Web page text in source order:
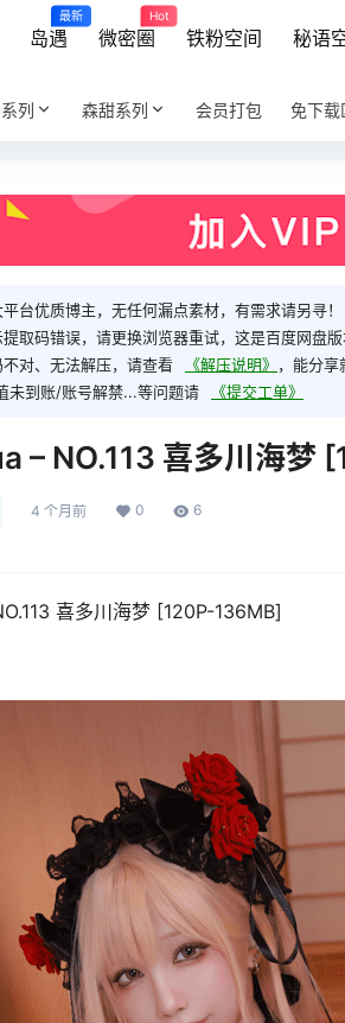
岛遇
最新
微密圈
Hot
铁粉空间 秘语
列 森甜系列 会员打包 免下载
台优质博主，无任何漏点素材，有需求请另寻！
取码错误，请更换浏览器重试，这是百度网盘版
对、无法解压，请查看
《解压说明》 ，能分享
未到账/账号解禁...等问题请
《提交工单》
– NO.113 喜多川海梦
4 个月前 0 6
喜多川海梦 [120P-136MB]